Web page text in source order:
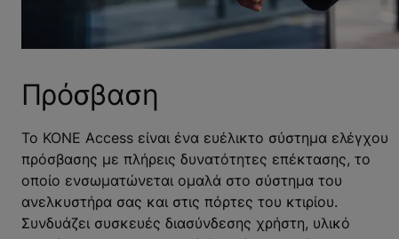
Πρόσβαση
Το KONE Access είναι ένα ευέλικτο σύστημα ελέγχου
πρόσβασης με πλήρεις δυνατότητες επέκτασης, το
οποίο ενσωματώνεται ομαλά στο σύστημα του
ανελκυστήρα σας και στις πόρτες του κτιρίου.
Συνδυάζει συσκευές διασύνδεσης χρήστη, υλικό